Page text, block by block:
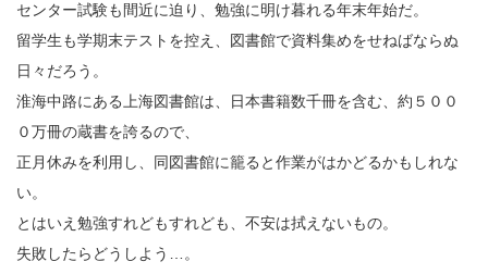
センター試験も間近に迫り、勉強に明け暮れる年末年始だ。
留学生も学期末テストを控え、図書館で資料集めをせねばならぬ
日々だろう。
淮海中路にある上海図書館は、日本書籍数千冊を含む、約５００
０万冊の蔵書を誇るので、
正月休みを利用し、同図書館に籠ると作業がはかどるかもしれな
い。
とはいえ勉強すれどもすれども、不安は拭えないもの。
失敗したらどうしよう…。